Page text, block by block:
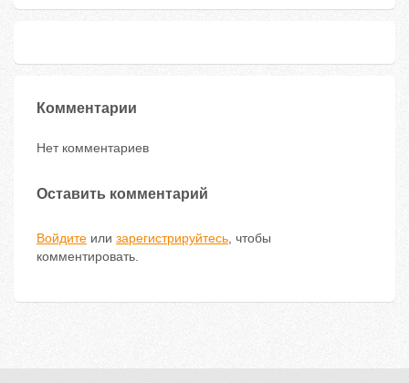
Комментарии
Нет комментариев
Оставить комментарий
Войдите или зарегистрируйтесь, чтобы
комментировать.